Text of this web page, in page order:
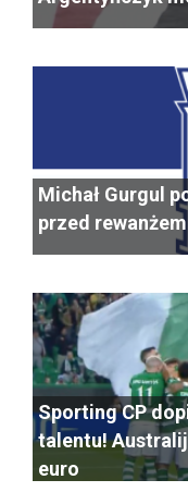
Michał Gurgul
przed
Sporting CP
talentu!
euro